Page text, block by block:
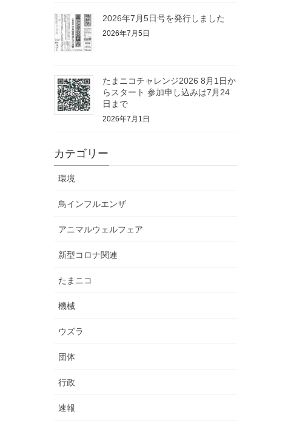
2026年7月5日号を発行しました
2026年7月5日
たまニコチャレンジ2026 8月1日か
らスタート 参加申し込みは7月24
日まで
2026年7月1日
カテゴリー
環境
鳥インフルエンザ
アニマルウェルフェア
新型コロナ関連
たまニコ
機械
ウズラ
団体
行政
速報